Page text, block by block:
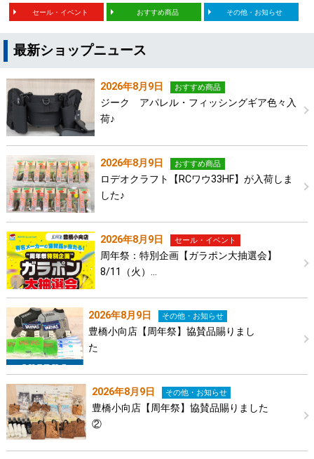
セール・イベント おすすめ商品 その他・お知らせ
最新ショップニュース
2026年8月9日 おすすめ商品
ジーク アパレル・フィッシングギア色々入
荷♪
2026年8月9日 おすすめ商品
ロデオクラフト【RCワウ33HF】が入荷しま
した♪
2026年8月9日 セール・イベント
周年祭：特別企画【ガラポン大抽選会】
8/11（火）…
2026年8月9日 その他・お知らせ
豊橋小向店【周年祭】協賛品賜りまし
た
2026年8月9日 その他・お知らせ
豊橋小向店【周年祭】協賛品賜りました
②